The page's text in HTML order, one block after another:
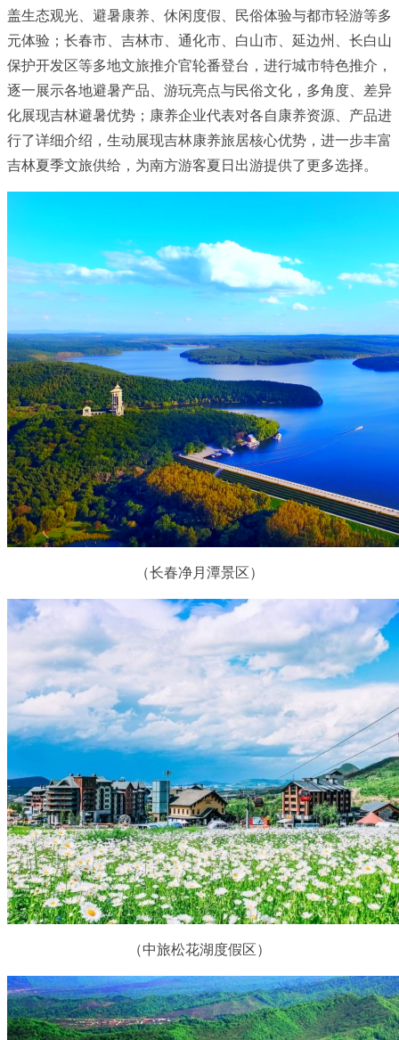
盖生态观光、避暑康养、休闲度假、民俗体验与都市轻游等多
元体验；长春市、吉林市、通化市、白山市、延边州、长白山
保护开发区等多地文旅推介官轮番登台，进行城市特色推介，
逐一展示各地避暑产品、游玩亮点与民俗文化，多角度、差异
化展现吉林避暑优势；康养企业代表对各自康养资源、产品进
行了详细介绍，生动展现吉林康养旅居核心优势，进一步丰富
吉林夏季文旅供给，为南方游客夏日出游提供了更多选择。
（长春净月潭景区）
（中旅松花湖度假区）